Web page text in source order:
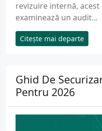
revizuire internă,
examinează un audit...
Citește mai departe
Ghid De
Pentru 2026